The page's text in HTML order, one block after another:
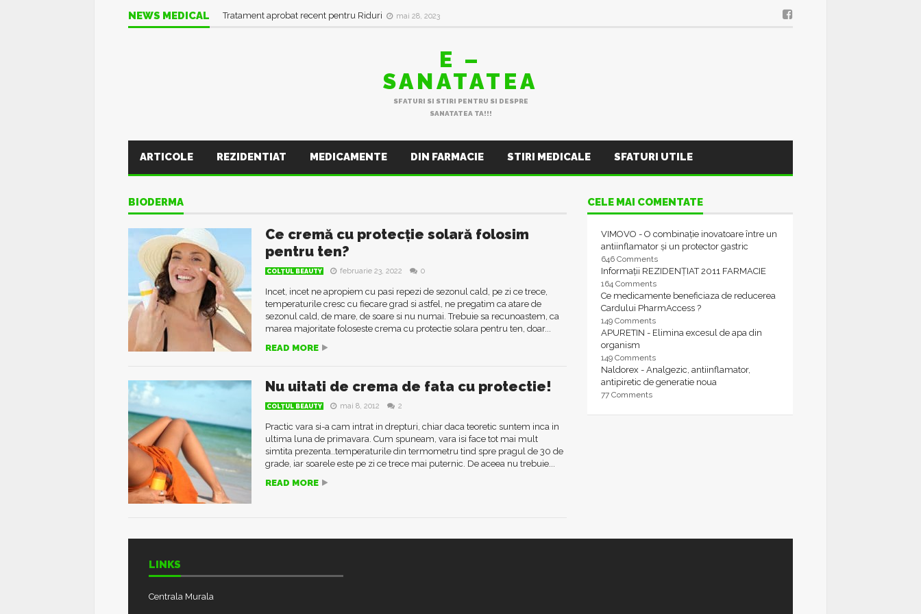
NEWS MEDICAL Tratament aprobat recent pentru Riduri mai 28, 2023
E –
SANATATEA
SFATURI SI STIRI PENTRU SI DESPRE
SANATATEA TA!!!
ARTICOLE REZIDENTIAT MEDICAMENTE DIN FARMACIE STIRI MEDICALE SFATURI UTILE
BIODERMA
Ce cremă cu protecție solară folosim
pentru ten?
COLŢUL BEAUTY februarie 23, 2022 0
Incet, incet ne apropiem cu pasi repezi de sezonul cald, pe zi ce trece,
temperaturile cresc cu fiecare grad si astfel, ne pregatim ca atare de
sezonul cald, de mare, de soare si nu numai. Trebuie sa recunoastem, ca
marea majoritate foloseste crema cu protectie solara pentru ten, doar...
READ MORE
Nu uitati de crema de fata cu protectie!
COLŢUL BEAUTY mai 8, 2012 2
Practic vara si-a cam intrat in drepturi, chiar daca teoretic suntem inca in
ultima luna de primavara. Cum spuneam, vara isi face tot mai mult
simtita prezenta..temperaturile din termometru tind spre pragul de 30 de
grade, iar soarele este pe zi ce trece mai puternic. De aceea nu trebuie...
READ MORE
CELE MAI COMENTATE
VIMOVO - O combinație inovatoare între un
antiinflamator și un protector gastric
646 Comments
Informații REZIDENȚIAT 2011 FARMACIE
164 Comments
Ce medicamente beneficiaza de reducerea
Cardului PharmAccess ?
149 Comments
APURETIN - Elimina excesul de apa din
organism
149 Comments
Naldorex - Analgezic, antiinflamator,
antipiretic de generatie noua
77 Comments
LINKS
Centrala Murala